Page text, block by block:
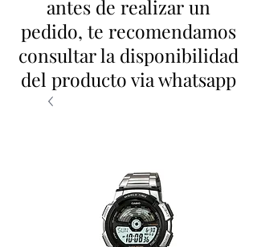
antes de realizar un
pedido, te recomendamos
consultar la disponibilidad
del producto via whatsapp